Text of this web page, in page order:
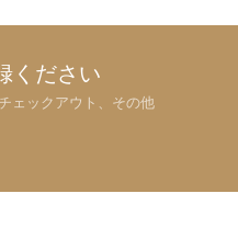
ください
ェックアウト、その他